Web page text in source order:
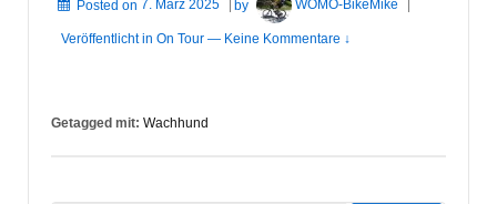
Posted on 7. März 2025 by WOMO-BikeMike
Veröffentlicht in On Tour — Keine Kommentare ↓
Getagged mit: Wachhund